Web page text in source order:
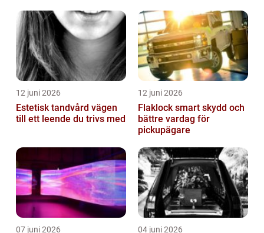
12 juni 2026
Estetisk tandvård vägen
till ett leende du trivs med
12 juni 2026
Flaklock smart skydd och
bättre vardag för
pickupägare
07 juni 2026 04 juni 2026